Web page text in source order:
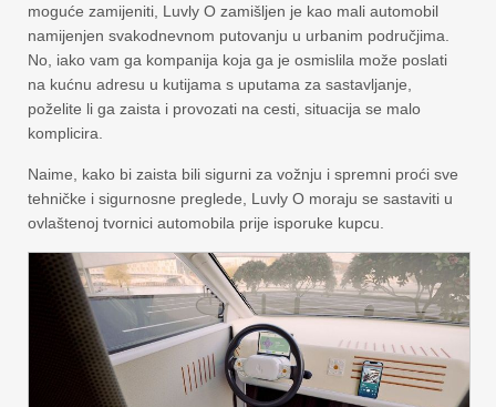
moguće zamijeniti, Luvly O zamišljen je kao mali automobil
namijenjen svakodnevnom putovanju u urbanim područjima.
No, iako vam ga kompanija koja ga je osmislila može poslati
na kućnu adresu u kutijama s uputama za sastavljanje,
poželite li ga zaista i provozati na cesti, situacija se malo
komplicira.
Naime, kako bi zaista bili sigurni za vožnju i spremni proći sve
tehničke i sigurnosne preglede, Luvly O moraju se sastaviti u
ovlaštenoj tvornici automobila prije isporuke kupcu.